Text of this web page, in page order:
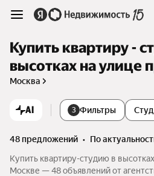
Купить квартиру -
высотках на улице
Москва
AI 3 Фильтры
48 предложений •
по
Купить квартиру-студию в
Москве — 48 объявлений от